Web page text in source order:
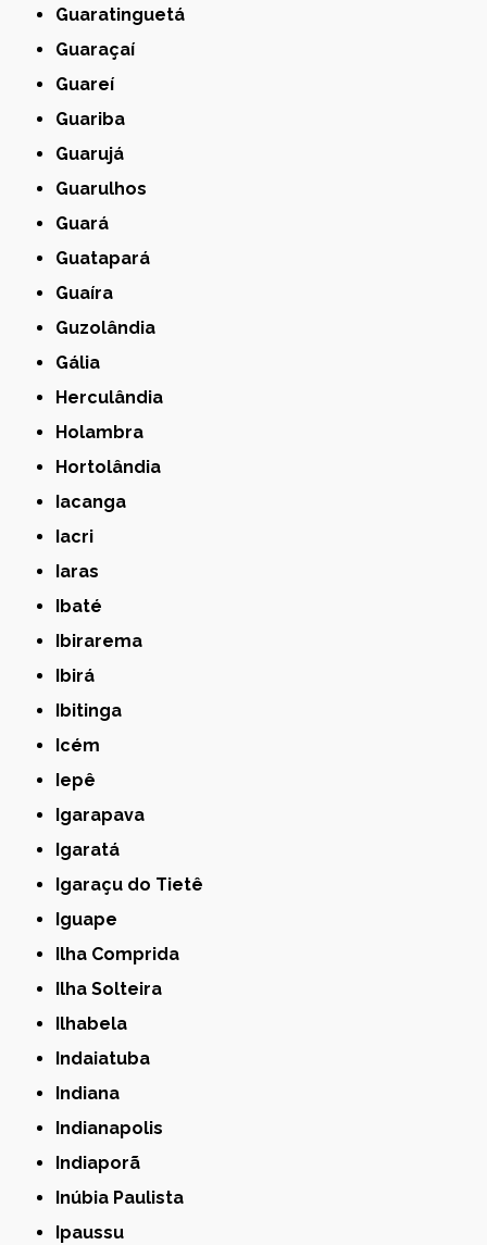
Guaratinguetá
Guaraçaí
Guareí
Guariba
Guarujá
Guarulhos
Guará
Guatapará
Guaíra
Guzolândia
Gália
Herculândia
Holambra
Hortolândia
Iacanga
Iacri
Iaras
Ibaté
Ibirarema
Ibirá
Ibitinga
Icém
Iepê
Igarapava
Igaratá
Igaraçu do Tietê
Iguape
Ilha Comprida
Ilha Solteira
Ilhabela
Indaiatuba
Indiana
Indianapolis
Indiaporã
Inúbia Paulista
Ipaussu